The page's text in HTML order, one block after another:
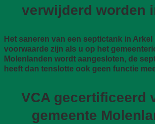
verwijderd worden
Het saneren van een septictank in Arkel
voorwaarde zijn als u op het
Molenlanden wordt aangesloten, de
heeft dan tenslotte ook geen functie
VCA gecertificeerd
gemeente